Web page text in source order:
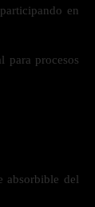
en
para procesos
absorbible del